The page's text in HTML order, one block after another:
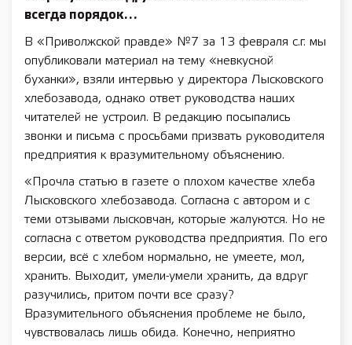
всегда порядок…
В «Приволжской правде» №7 за 13 февраля с.г. мы
опубликовали материал на тему «невкусной
буханки», взяли интервью у директора Лысковского
хлебозавода, однако ответ руководства наших
читателей не устроил. В редакцию посыпались
звонки и письма с просьбами призвать руководителя
предприятия к вразумительному объяснению.
«Прочла статью в газете о плохом качестве хлеба
Лысковского хлебозавода. Согласна с автором и с
теми отзывами лысковчан, которые жалуются. Но не
согласна с ответом руководства предприятия. По его
версии, всё с хлебом нормально, не умеете, мол,
хранить. Выходит, умели-умели хранить, да вдруг
разучились, притом почти все сразу?
Вразумительного объяснения проблеме не было,
чувствовалась лишь обида. Конечно, неприятно